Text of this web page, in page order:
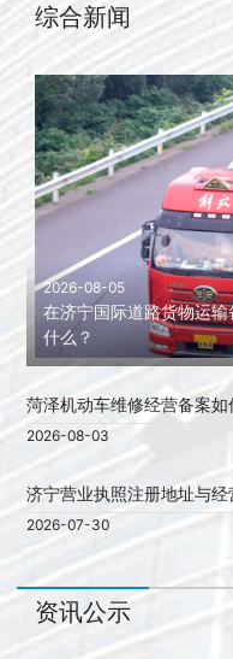
综合新闻
2026-08-05
在济宁国际道路货物运
什么？
菏泽机动车维修经营备案如何办理?
2026-08-03
济宁营业执照注册地址与经营地址不
2026-07-30
资讯公示